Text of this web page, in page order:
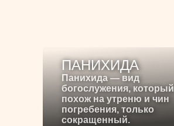
ПАНИХИДА
Панихида — вид
богослужения, который
похож на утреню и чин
погребения, только
сокращенный.